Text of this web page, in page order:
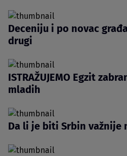
Deceniju i po novac
drugi
ISTRAŽUJEMO Egzit
mladih
Da li je biti Srbin važnije